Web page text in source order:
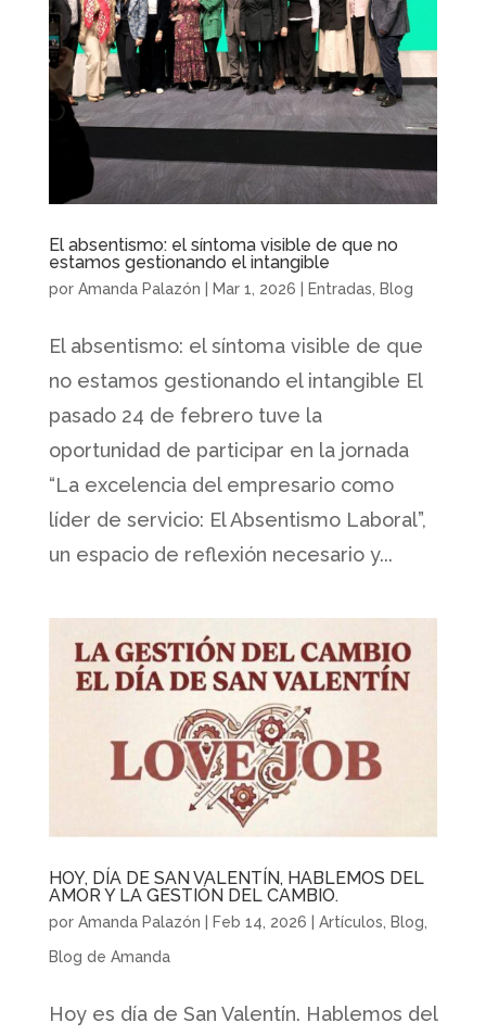
El absentismo: el síntoma visible de que no
estamos gestionando el intangible
por Amanda Palazón Mar 1, 2026 Entradas, Blog
El absentismo: el síntoma visible de que
no estamos gestionando el intangible El
pasado 24 de febrero tuve la
oportunidad de participar en la jornada
“La excelencia del empresario como
líder de servicio: El Absentismo Laboral”,
un espacio de reflexión necesario y...
HOY, DÍA DE SAN VALENTÍN, HABLEMOS DEL
AMOR Y LA GESTIÓN DEL CAMBIO.
por Amanda Palazón Feb 14, 2026 Artículos Blog
Blog de Amanda
Hoy es día de San Valentín. Hablemos del